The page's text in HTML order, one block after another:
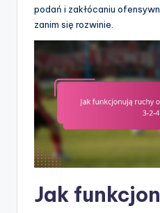
podań i zakłócaniu
zanim się rozwinie.
Jak